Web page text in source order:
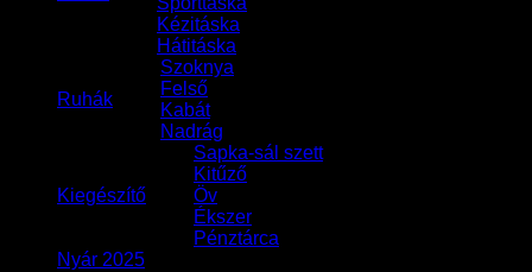
Kézitáska
Hátitáska
Ruhák
Szoknya
Felső
Kabát
Nadrág
Kiegészítő
Sapka-sál szett
Kitűző
Öv
Ékszer
Pénztárca
Nyár 2025